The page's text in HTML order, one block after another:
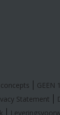
GEEN
Statement